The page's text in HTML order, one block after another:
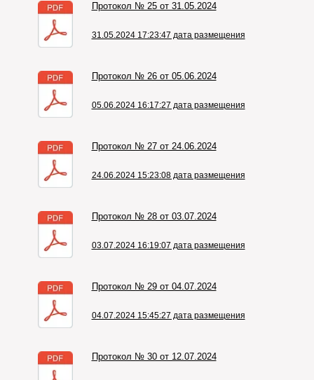
Протокол № 25 от 31.05.2024
31.05.2024 17:23:47 дата размещения
Протокол № 26 от 05.06.2024
05.06.2024 16:17:27 дата размещения
Протокол № 27 от 24.06.2024
24.06.2024 15:23:08 дата размещения
Протокол № 28 от 03.07.2024
03.07.2024 16:19:07 дата размещения
Протокол № 29 от 04.07.2024
04.07.2024 15:45:27 дата размещения
Протокол № 30 от 12.07.2024